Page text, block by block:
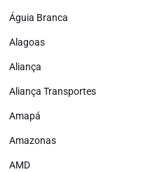
Águia Branca
Alagoas
Aliança
Aliança Transportes
Amapá
Amazonas
AMD